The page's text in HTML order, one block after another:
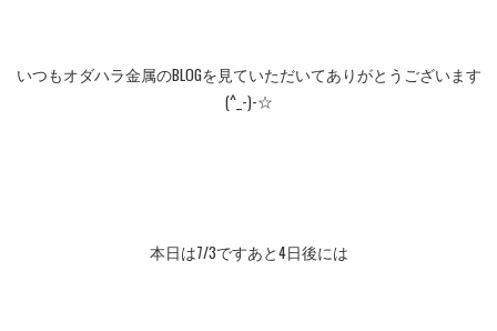
いつもオダハラ金属のBLOGを見ていただいてありがとうございます
(^_-)-☆
本日は7/3ですあと4日後には